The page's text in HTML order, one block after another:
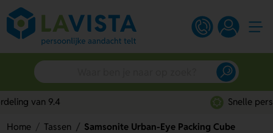
Home Tassen Samsonite Urban-Eye Packing Cube